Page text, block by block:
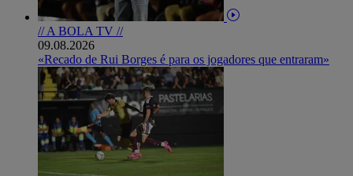
// A BOLA TV //
09.08.2026
«Recado de Rui Borges é para os jogadores que entraram»